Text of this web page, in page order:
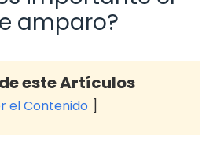
amparo?
este Artículos
el Contenido